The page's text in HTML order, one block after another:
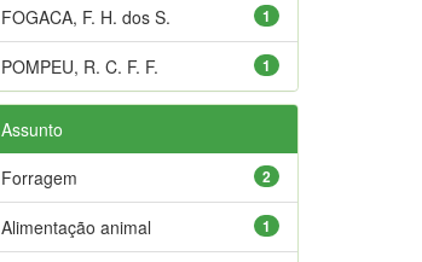
1
FOGACA, F. H. dos S.
1
POMPEU, R. C. F. F.
Assunto
2
Forragem
1
Alimentação animal